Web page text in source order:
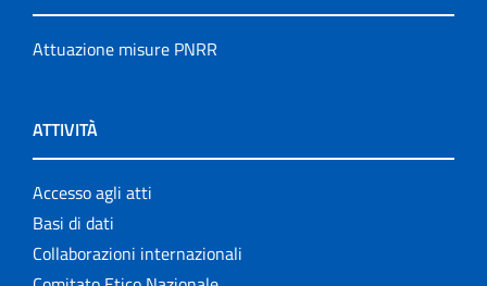
Attuazione misure PNRR
ATTIVITÀ
Accesso agli atti
Basi di dati
Collaborazioni internazionali